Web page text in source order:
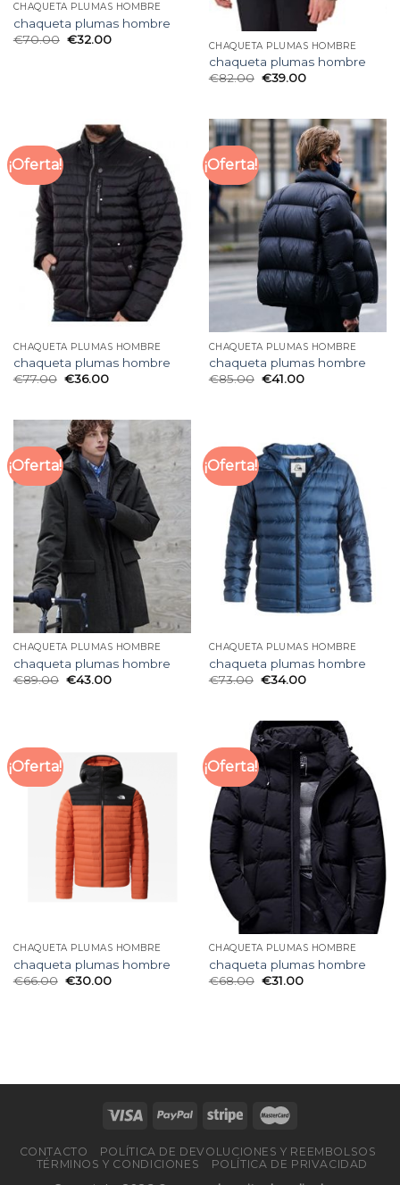
CHAQUETA PLUMAS HOMBRE
chaqueta plumas hombre
€70.00 €32.00 CHAQUETA PLUMAS HOMBRE
chaqueta plumas hombre
€82.00 €39.00
¡Oferta!
CHAQUETA PLUMAS HOMBRE
chaqueta plumas hombre
€77.00 €36.00
¡Oferta!
CHAQUETA PLUMAS HOMBRE
chaqueta plumas hombre
€85.00 €41.00
¡Oferta!
CHAQUETA PLUMAS HOMBRE
chaqueta plumas hombre
€89.00 €43.00
¡Oferta!
CHAQUETA PLUMAS HOMBRE
chaqueta plumas hombre
€73.00 €34.00
¡Oferta!
CHAQUETA PLUMAS HOMBRE
chaqueta plumas hombre
€66.00 €30.00
¡Oferta!
CHAQUETA PLUMAS HOMBRE
chaqueta plumas hombre
€68.00 €31.00
CONTACTO
POLÍTICA DE DEVOLUCIONES Y REEMBOLSOS
TÉRMINOS Y CONDICIONES
POLÍTICA DE PRIVACIDAD